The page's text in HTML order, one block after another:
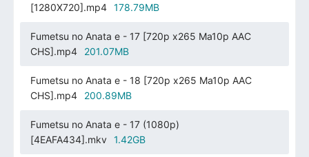
[1280X720].mp4
178.79MB
Fumetsu no Anata e - 17 [720p x265 Ma10p AAC
CHS].mp4
201.07MB
Fumetsu no Anata e - 18 [720p x265 Ma10p AAC
CHS].mp4
200.89MB
Fumetsu no Anata e - 17 (1080p)
[4EAFA434].mkv
1.42GB